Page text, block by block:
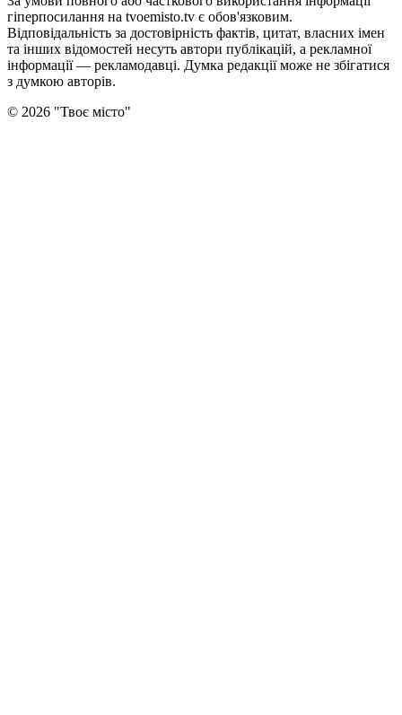
гіперпосилання на tvoemisto.tv є обов'язковим.
Відповідальність за достовірність фактів, цитат, власних імен
та інших відомостей несуть автори публікацій, а рекламної
інформації — рекламодавці. Думка редакцiї може не збiгатися
з думкою авторiв.
© 2026 "Твоє місто"